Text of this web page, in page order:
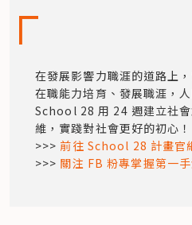
在發展影響力職涯的道路上
在職能力培育、發展職涯，
School 28 用 24 週建立社
維，實踐對社會更好的初心！
>>> 前往 School 28 計畫官
>>> 關注 FB 粉專掌握第一